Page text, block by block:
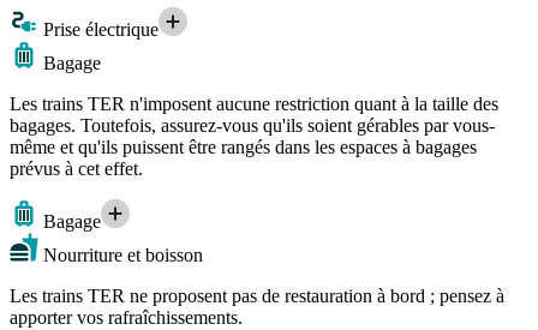
Prise électrique
Bagage
Les trains TER n'imposent aucune restriction quant à la taille des
bagages. Toutefois, assurez-vous qu'ils soient gérables par vous-
même et qu'ils puissent être rangés dans les espaces à bagages
prévus à cet effet.
Bagage
Nourriture et boisson
Les trains TER ne proposent pas de restauration à bord ; pensez à
apporter vos rafraîchissements.